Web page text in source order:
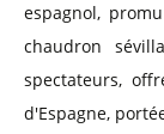
espagnol,
chaudron
spectateurs,
d'Espagne,